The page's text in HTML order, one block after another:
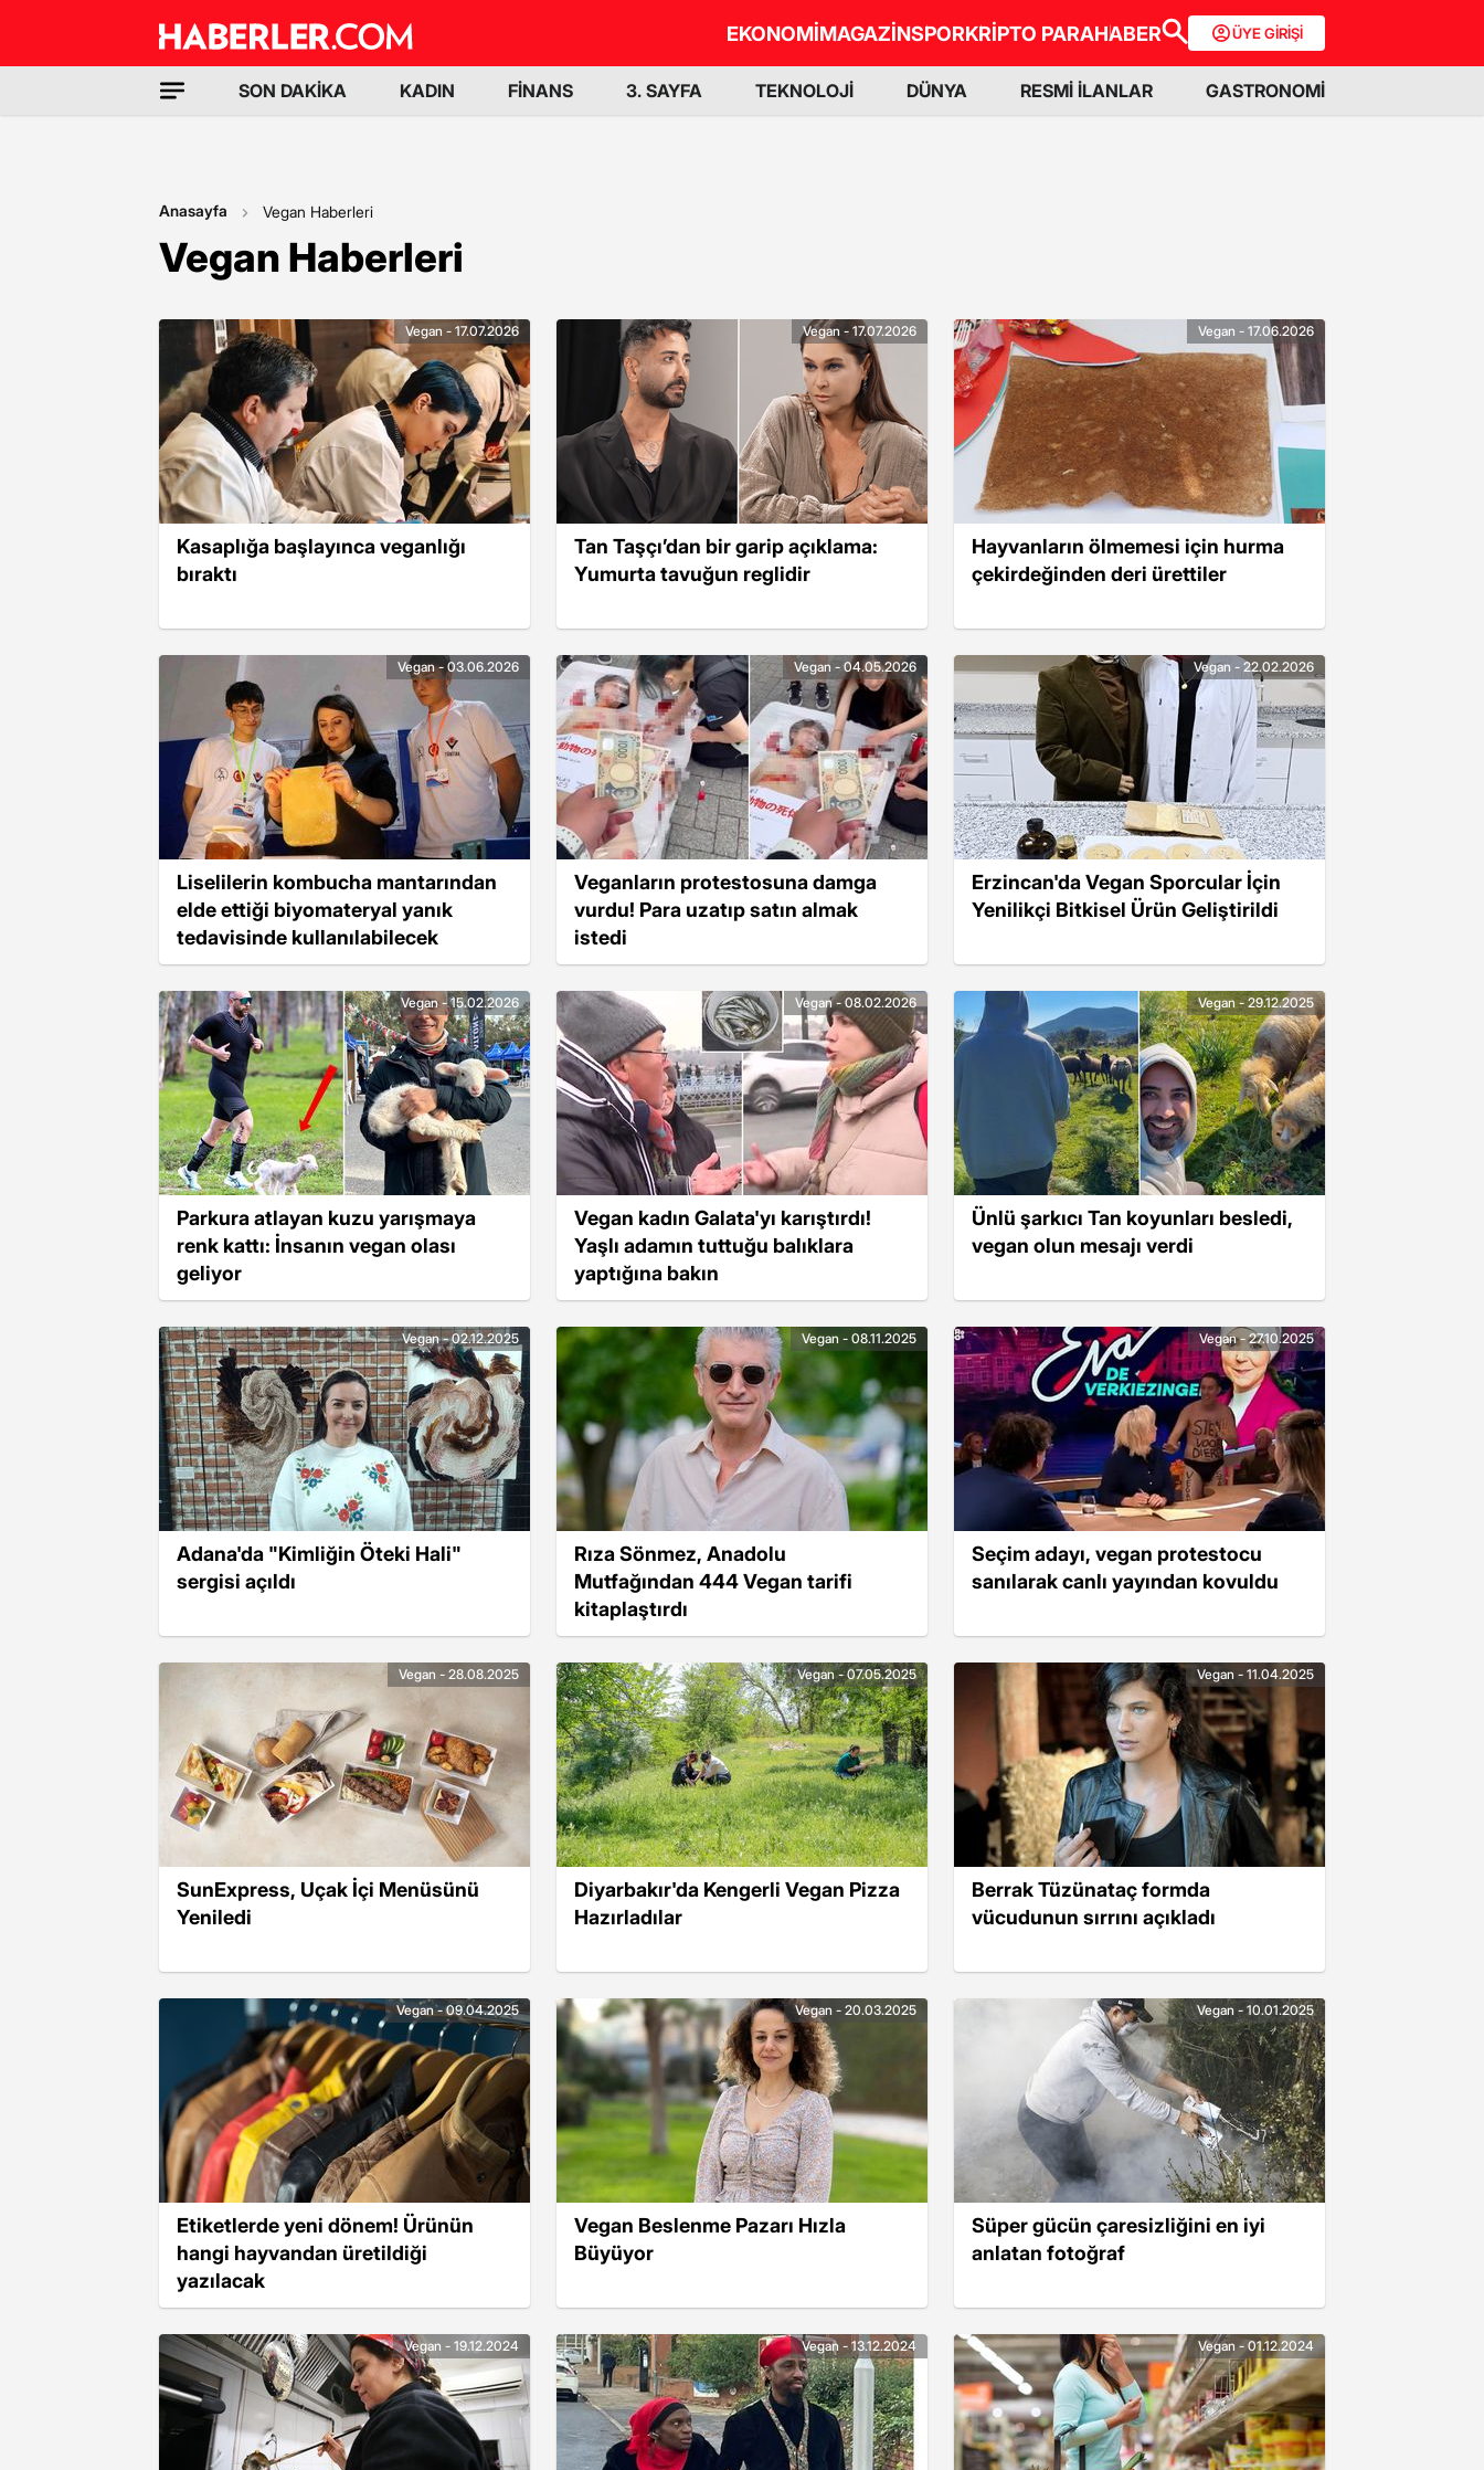
EKONOMİMAGAZİNSPORKRİPTO PARAHABER ÜYE GİRİŞİ
SON DAKİKA KADIN FİNANS 3. SAYFA TEKNOLOJİ DÜNYA RESMİ İLANLAR GASTRONOMİ
Anasayfa Vegan Haberleri
Vegan Haberleri
Kasaplığa başlayınca veganlığı
bıraktı
Vegan - 17.07.2026
Tan Taşçı’dan bir garip açıklama:
Yumurta tavuğun reglidir
Vegan - 17.07.2026
Hayvanların ölmemesi için hurma
çekirdeğinden deri ürettiler
Vegan - 17.06.2026
Liselilerin kombucha mantarından
elde ettiği biyomateryal yanık
tedavisinde kullanılabilecek
Vegan - 03.06.2026
Veganların protestosuna damga
vurdu! Para uzatıp satın almak
istedi
Vegan - 04.05.2026
Erzincan'da Vegan Sporcular İçin
Yenilikçi Bitkisel Ürün Geliştirildi
Vegan - 22.02.2026
Parkura atlayan kuzu yarışmaya
renk kattı: İnsanın vegan olası
geliyor
Vegan - 15.02.2026
Vegan kadın Galata'yı karıştırdı!
Yaşlı adamın tuttuğu balıklara
yaptığına bakın
Vegan - 08.02.2026
Ünlü şarkıcı Tan koyunları besledi,
vegan olun mesajı verdi
Vegan - 29.12.2025
Adana'da "Kimliğin Öteki Hali"
sergisi açıldı
Vegan - 02.12.2025
Rıza Sönmez, Anadolu
Mutfağından 444 Vegan tarifi
kitaplaştırdı
Vegan - 08.11.2025
Seçim adayı, vegan protestocu
sanılarak canlı yayından kovuldu
Vegan - 27.10.2025
SunExpress, Uçak İçi Menüsünü
Yeniledi
Vegan - 28.08.2025
Diyarbakır'da Kengerli Vegan Pizza
Hazırladılar
Vegan - 07.05.2025
Berrak Tüzünataç formda
vücudunun sırrını açıkladı
Vegan - 11.04.2025
Etiketlerde yeni dönem! Ürünün
hangi hayvandan üretildiği
yazılacak
Vegan - 09.04.2025
Vegan Beslenme Pazarı Hızla
Büyüyor
Vegan - 20.03.2025
Süper gücün çaresizliğini en iyi
anlatan fotoğraf
Vegan - 10.01.2025
Vegan - 19.12.2024 Vegan - 13.12.2024 Vegan - 01.12.2024